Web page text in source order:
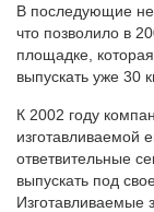
В последующие
что позволило в
площадке,
выпускать уже 30
К 2002 году
изготавливаемой
ответвительные
выпускать под
Изготавливаемые